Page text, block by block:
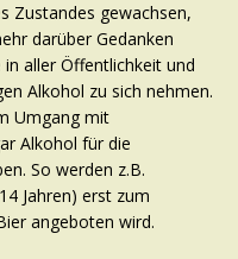
Zustandes gewachsen,
darüber Gedanken
aller Öffentlichkeit und
Alkohol zu sich nehmen.
Umgang mit
Alkohol für die
So werden z.B.
Jahren) erst zum
angeboten wird.